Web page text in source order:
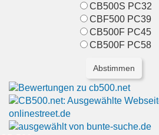
CB500S PC32
CBF500 PC39
CB500F PC45
CB500F PC58